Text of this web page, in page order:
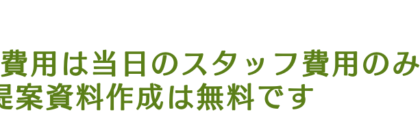
用は当日のスタッフ費用のみ
案資料作成は無料です